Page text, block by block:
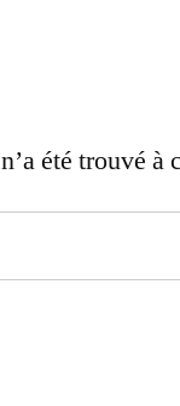
été trouvé à